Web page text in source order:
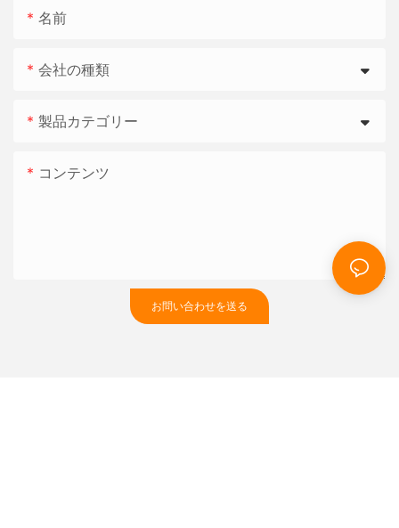
名前
会社の種類
製品カテゴリー
コンテンツ
お問い合わせを送る